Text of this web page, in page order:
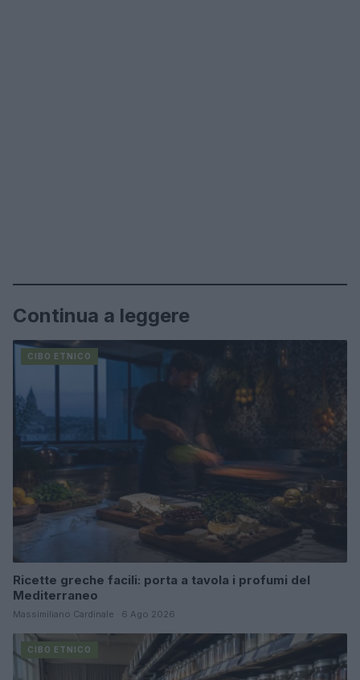
Continua a leggere
CIBO ETNICO
Ricette greche facili: porta a tavola i profumi del
Mediterraneo
Massimiliano Cardinale · 6 Ago 2026
CIBO ETNICO